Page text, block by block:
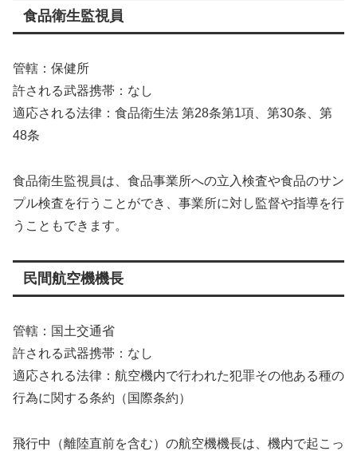
食品衛生監視員
管轄：保健所
許される武器携帯：なし
適応される法律：食品衛生法 第28条第1項、第30条、第
48条
食品衛生監視員は、食品事業所への立入検査や食品のサン
プル検査を行うことができ、事業所に対し監督や指導を行
うこともできます。
民間航空機機長
管轄：国土交通省
許される武器携帯：なし
適応される法律：航空機内で行われた犯罪その他ある種の
行為に関する条約（国際条約）
飛行中（離陸直前を含む）の航空機機長は、機内で起こっ